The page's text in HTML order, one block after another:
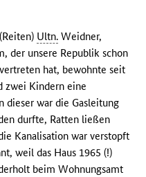
Ultn. Weidner,
der unsere Republik schon
hat, bewohnte seit
zwei Kindern eine
dieser war die Gasleitung
durfte, Ratten ließen
Kanalisation war verstopft
weil das Haus 1965 (!)
beim Wohnungsamt